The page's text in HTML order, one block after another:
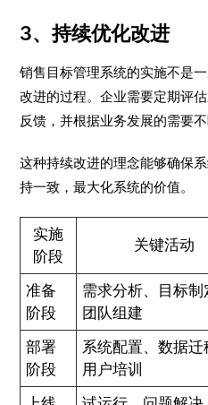
3、持续优化改进
销售目标管理系统的实施不是
改进的过程。企业需要定期评
反馈，并根据业务发展的需要不
这种持续改进的理念能够确保
持一致，最大化系统的价值。
实施
阶段
关键活动
准备
阶段
需求分析、目标制
团队组建
部署
阶段
系统配置、数据迁
用户培训